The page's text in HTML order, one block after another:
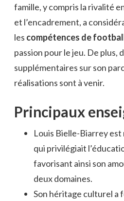
famille, y compris la rivalité
et l’encadrement, a
les compétences de
passion pour le jeu. De plus,
supplémentaires sur son
réalisations sont à venir.
Principaux
Louis Bielle-Biarrey est
qui privilégiait
favorisant ainsi son
deux domaines.
Son héritage culturel a